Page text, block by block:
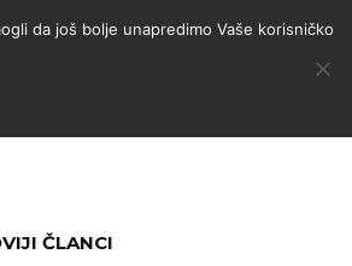
ČLANCI
da još bolje unapredimo Vaše korisničko